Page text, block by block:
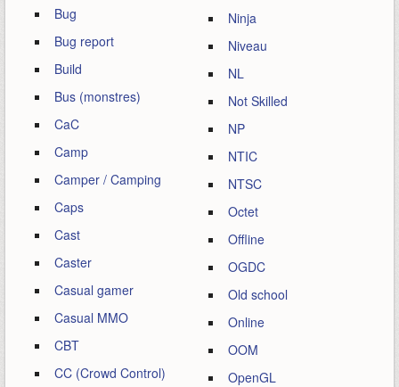
Bug
Bug report
Build
Bus (monstres)
CaC
Camp
Camper / Camping
Caps
Cast
Caster
Casual gamer
Casual MMO
CBT
CC (Crowd Control)
Ninja
Niveau
NL
Not Skilled
NP
NTIC
NTSC
Octet
Offline
OGDC
Old school
Online
OOM
OpenGL